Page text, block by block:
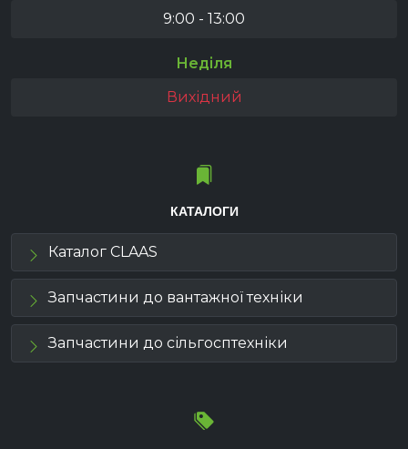
9:00 - 13:00
Неділя
Вихідний
КАТАЛОГИ
Каталог CLAAS
Запчастини до вантажної техніки
Запчастини до сільгосптехніки